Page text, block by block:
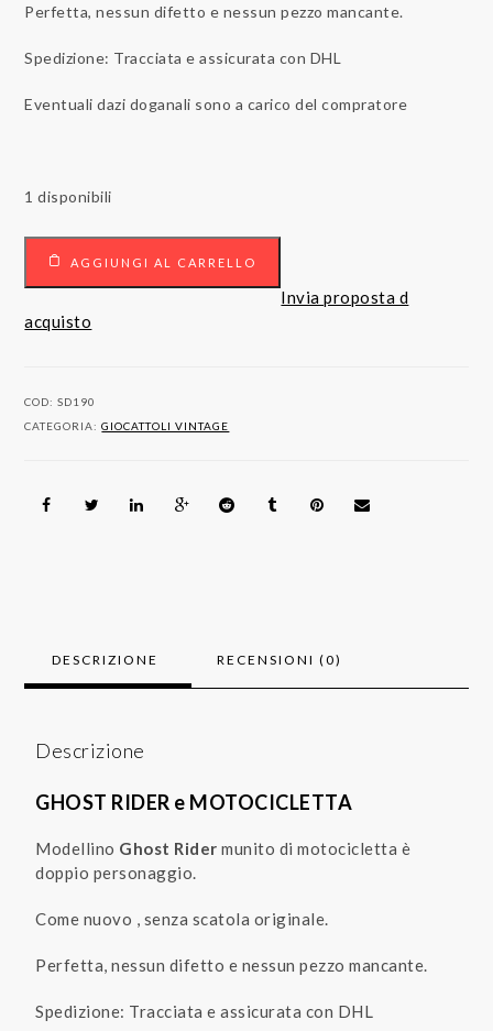
Perfetta, nessun difetto e nessun pezzo mancante.
Spedizione: Tracciata e assicurata con DHL
Eventuali dazi doganali sono a carico del compratore
1 disponibili
RIDER
MOTOCICLETTA
AGGIUNGI AL CARRELLO
Invia proposta d
acquisto
COD:SD190
CATEGORIA:GIOCATTOLI VINTAGE
DESCRIZIONE RECENSIONI (0)
Descrizione
GHOST RIDER e MOTOCICLETTA
Modellino Ghost Rider munito di motocicletta è
doppio personaggio.
Come nuovo , senza scatola originale.
Perfetta, nessun difetto e nessun pezzo mancante.
Spedizione: Tracciata e assicurata con DHL